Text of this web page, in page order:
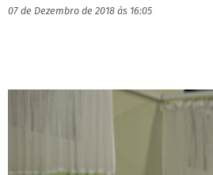
07 de Dezembro de 2018 às 16:05